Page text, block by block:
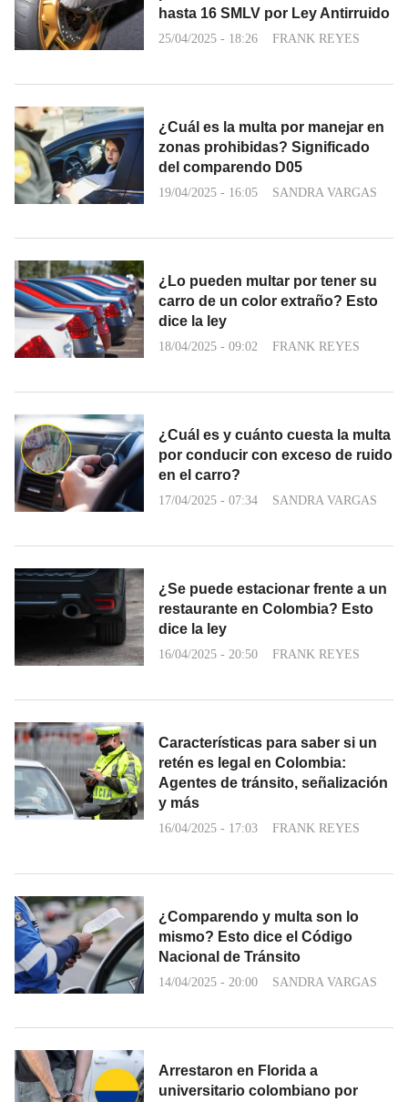
hasta 16 SMLV por Ley Antirruido
25/04/2025 - 18:26 FRANK REYES
¿Cuál es la multa por manejar en
zonas prohibidas? Significado
del comparendo D05
19/04/2025 - 16:05 SANDRA VARGAS
¿Lo pueden multar por tener su
carro de un color extraño? Esto
dice la ley
18/04/2025 - 09:02 FRANK REYES
¿Cuál es y cuánto cuesta la multa
por conducir con exceso de ruido
en el carro?
17/04/2025 - 07:34 SANDRA VARGAS
¿Se puede estacionar frente a un
restaurante en Colombia? Esto
dice la ley
16/04/2025 - 20:50 FRANK REYES
Características para saber si un
retén es legal en Colombia:
Agentes de tránsito, señalización
y más
16/04/2025 - 17:03 FRANK REYES
¿Comparendo y multa son lo
mismo? Esto dice el Código
Nacional de Tránsito
14/04/2025 - 20:00 SANDRA VARGAS
Arrestaron en Florida a
universitario colombiano por